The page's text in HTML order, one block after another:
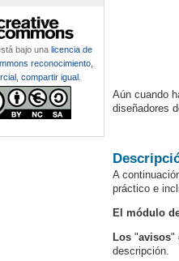
Aún cuando
diseñadores
A
práctico e
El módulo
Los "avisos"
descripción.
bajo una licencia de
reconocimiento,
compartir igual